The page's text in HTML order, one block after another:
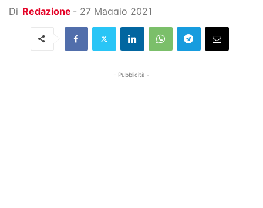
Di Redazione - 27 Maggio 2021
- Pubblicità -